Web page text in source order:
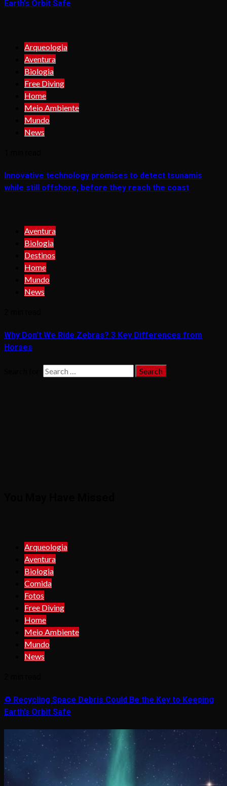
Earth’s Orbit Safe
Arqueologia
Aventura
Biologia
Free Diving
Home
Meio Ambiente
Mundo
News
Innovative technology promises to detect tsunamis
while still offshore, before they reach the coast
Aventura
Biologia
Destinos
Home
Mundo
News
Why Don’t We Ride Zebras? 3 Key Differences from
Horses
Arqueologia
Aventura
Biologia
Comida
Fotos
Free Diving
Home
Meio Ambiente
Mundo
News
♻️ Recycling Space Debris Could Be the Key to Keeping
Earth’s Orbit Safe